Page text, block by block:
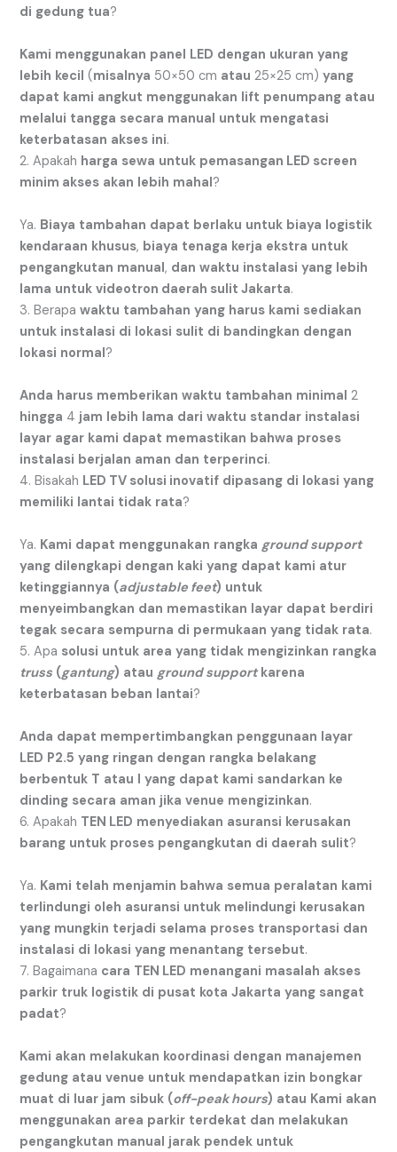
di gedung tua?
Kami menggunakan panel LED dengan ukuran yang
lebih kecil (misalnya 50×50 cm atau 25×25 cm)yang
dapat kami angkut menggunakan lift penumpang atau
melalui tangga secara manual untuk mengatasi
keterbatasan akses ini.
2. Apakah harga sewa untuk pemasangan LED screen
minim akses akan lebih mahal?
Ya. Biaya tambahan dapat berlaku untuk biaya logistik
kendaraan khusus, biaya tenaga kerja ekstra untuk
pengangkutan manual, dan waktu instalasi yang lebih
lama untuk videotron daerah sulit Jakarta.
3. Berapawaktu tambahan yang harus kami sediakan
untuk instalasi di lokasi sulit di bandingkan dengan
lokasi normal?
Anda harus memberikan waktu tambahan minimal 2
hingga 4 jam lebih lama dari waktu standar instalasi
layar agar kami dapat memastikan bahwa proses
instalasi berjalan aman dan terperinci.
4. Bisakah LED TV solusi inovatif dipasang di lokasi yang
memiliki lantai tidak rata?
Ya. Kami dapat menggunakan rangka ground support
yang dilengkapi dengan kaki yang dapat kami atur
ketinggiannya (adjustable feet) untuk
menyeimbangkan dan memastikan layar dapat berdiri
tegak secara sempurna di permukaan yang tidak rata.
5. Apa solusi untuk area yang tidak mengizinkan rangka
truss (gantung) atau ground support karena
keterbatasan beban lantai?
Anda dapat mempertimbangkan penggunaan layar
LED P2.5 yang ringan dengan rangka belakang
berbentuk T atau I yang dapat kami sandarkan ke
dinding secara aman jika venue mengizinkan.
6. Apakah TEN LED menyediakan asuransi kerusakan
barang untuk proses pengangkutan di daerah sulit?
Ya. Kami telah menjamin bahwa semua peralatan kami
terlindungi oleh asuransi untuk melindungi kerusakan
yang mungkin terjadi selama proses transportasi dan
instalasi di lokasi yang menantang tersebut.
7. Bagaimana cara TEN LED menangani masalah akses
parkir truk logistik di pusat kota Jakarta yang sangat
padat?
Kami akan melakukan koordinasi dengan manajemen
gedung atau venue untuk mendapatkan izin bongkar
muat di luar jam sibuk (off-peak hours) atau Kami akan
menggunakan area parkir terdekat dan melakukan
pengangkutan manual jarak pendek untuk